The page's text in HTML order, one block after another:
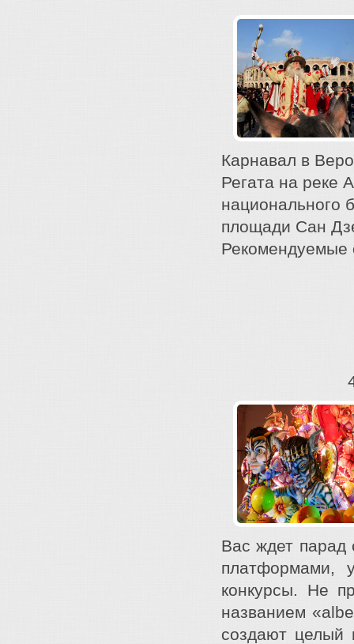
Карнавал в
Регата на реке
национального
площади Сан
Рекомендуемые
Вас ждет парад
платформами,
конкурсы. Не
названием
создают целый